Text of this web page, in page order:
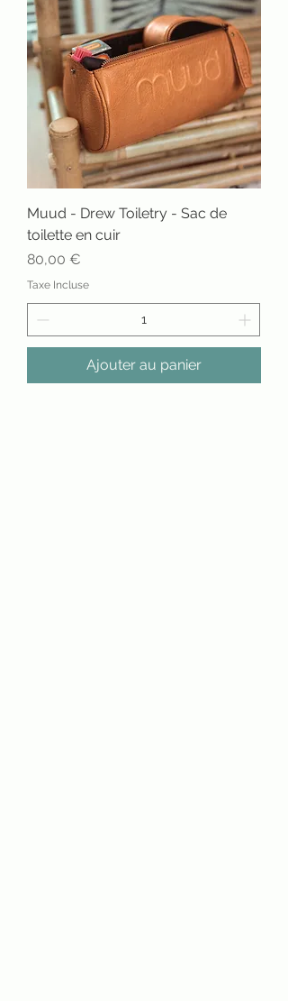
Muud - Drew Toiletry - Sac de
toilette en cuir
Prix
80,00 €
Taxe Incluse
Ajouter au panier